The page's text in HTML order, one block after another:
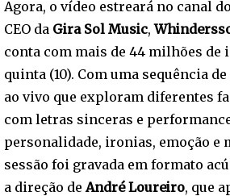
Agora, o vídeo estreará no canal
CEO da Gira Sol Music,
conta com mais de 44 milhões de
quinta (10). Com uma sequência
ao vivo que exploram diferentes
com letras sinceras e
personalidade, ironias, emoção e
sessão foi gravada em formato
a direção de André Loureiro, que